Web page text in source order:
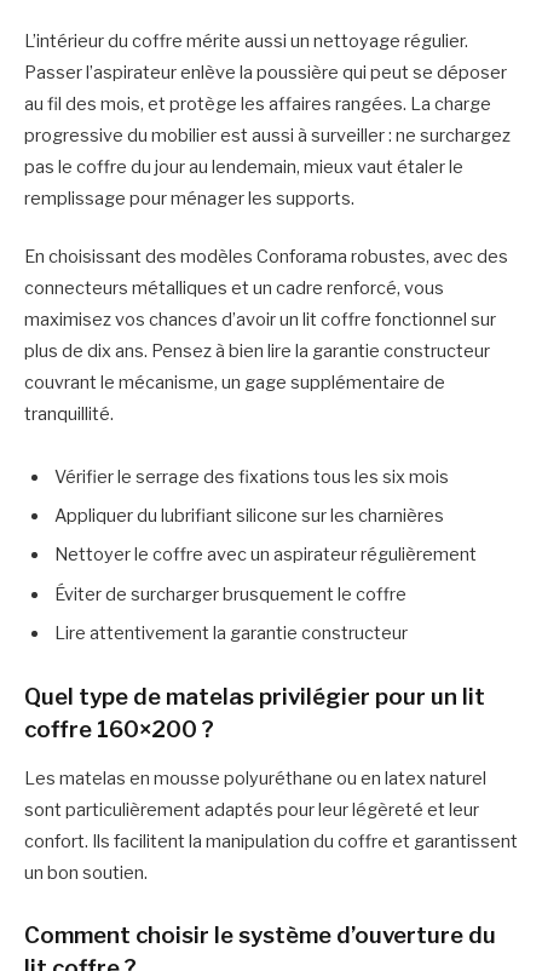
L’intérieur du coffre mérite aussi un nettoyage régulier.
Passer l’aspirateur enlève la poussière qui peut se déposer
au fil des mois, et protège les affaires rangées. La charge
progressive du mobilier est aussi à surveiller : ne surchargez
pas le coffre du jour au lendemain, mieux vaut étaler le
remplissage pour ménager les supports.
En choisissant des modèles Conforama robustes, avec des
connecteurs métalliques et un cadre renforcé, vous
maximisez vos chances d’avoir un lit coffre fonctionnel sur
plus de dix ans. Pensez à bien lire la garantie constructeur
couvrant le mécanisme, un gage supplémentaire de
tranquillité.
Vérifier le serrage des fixations tous les six mois
Appliquer du lubrifiant silicone sur les charnières
Nettoyer le coffre avec un aspirateur régulièrement
Éviter de surcharger brusquement le coffre
Lire attentivement la garantie constructeur
Quel type de matelas privilégier pour un lit
coffre 160×200 ?
Les matelas en mousse polyuréthane ou en latex naturel
sont particulièrement adaptés pour leur légèreté et leur
confort. Ils facilitent la manipulation du coffre et garantissent
un bon soutien.
Comment choisir le système d’ouverture du